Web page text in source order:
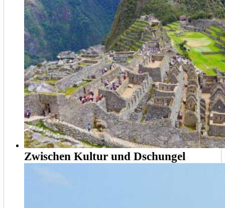
Zwischen Kultur und Dschungel